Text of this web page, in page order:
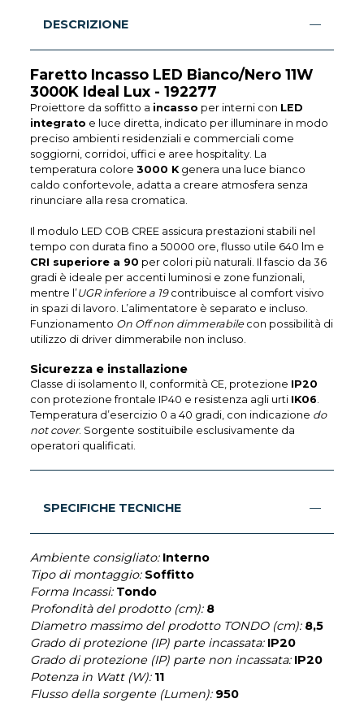
DESCRIZIONE
Faretto Incasso LED Bianco/Nero 11W
3000K Ideal Lux - 192277
Proiettore da soffitto a incasso per interni con LED
integrato e luce diretta, indicato per illuminare in modo
preciso ambienti residenziali e commerciali come
soggiorni, corridoi, uffici e aree hospitality. La
temperatura colore3000 Kgenera una luce bianco
caldo confortevole, adatta a creare atmosfera senza
rinunciare alla resa cromatica.
Il modulo LED COB CREE assicura prestazioni stabili nel
tempo con durata fino a 50000 ore, flusso utile 640 lm e
CRI superiore a 90 per colori più naturali. Il fascio da 36
gradi è ideale per accenti luminosi e zone funzionali,
mentre l’UGR inferiore a 19contribuisce al comfort visivo
in spazi di lavoro. L’alimentatore è separato e incluso.
Funzionamento On Off non dimmerabile con possibilità di
utilizzo di driver dimmerabile non incluso.
Sicurezza e installazione
Classe di isolamento II, conformità CE, protezione IP20
con protezione frontale IP40 e resistenza agli urti IK06.
Temperatura d’esercizio 0 a 40 gradi, con indicazione do
not cover. Sorgente sostituibile esclusivamente da
operatori qualificati.
SPECIFICHE TECNICHE
Ambiente consigliato: Interno
Tipo di montaggio: Soffitto
Forma Incassi: Tondo
Profondità del prodotto (cm): 8
Diametro massimo del prodotto TONDO (cm): 8,5
Grado di protezione (IP) parte incassata: IP20
Grado di protezione (IP) parte non incassata: IP20
Potenza in Watt (W): 11
Flusso della sorgente (Lumen): 950